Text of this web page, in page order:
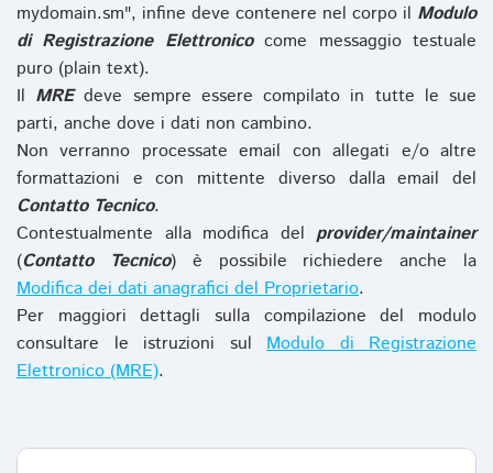
mydomain.sm", infine deve contenere nel corpo il Modulo
di Registrazione Elettronicocome messaggio testuale
puro (plain text).
Il MREdeve sempre essere compilato in tutte le sue
parti, anche dove i dati non cambino.
Non verranno processate email con allegati e/o altre
formattazioni e con mittente diverso dalla email del
Contatto Tecnico.
Contestualmente alla modifica del provider/maintainer
(Contatto Tecnico) è possibile richiedere anche la
Modifica dei dati anagrafici del Proprietario.
Per maggiori dettagli sulla compilazione del modulo
consultare le istruzioni sul Modulo di Registrazione
Elettronico (MRE).